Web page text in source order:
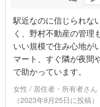
駅近なのに信じられな
く、野村不動産の管理
いい規模で住み心地が
マート、すぐ隣が夜間
で助かっています。
女性 / 居住者・所有者さん
（2023年9月25日に投稿）